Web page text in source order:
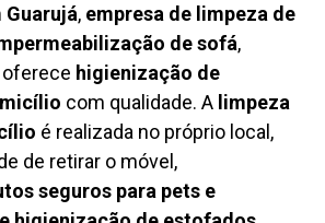
, empresa de limpeza de
de sofá,
higienização de
com qualidade. A limpeza
é realizada no próprio local,
de retirar o móvel,
seguros para pets e